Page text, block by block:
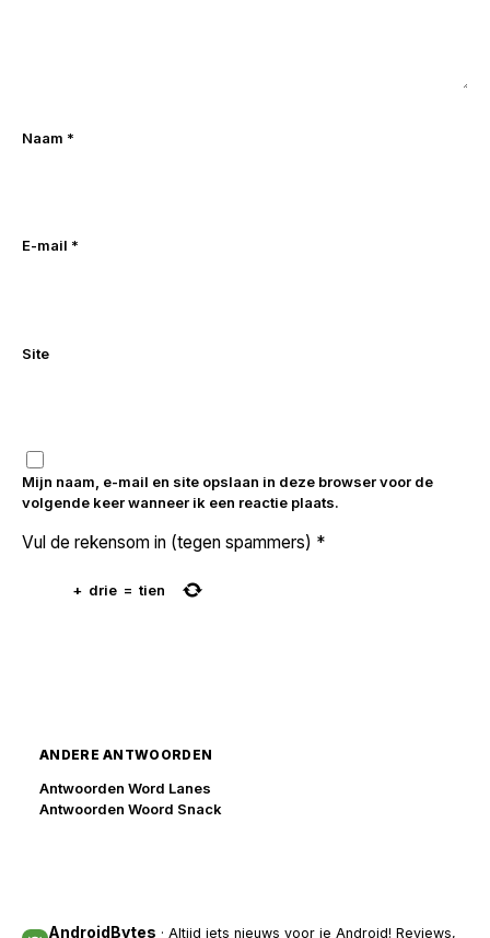
Naam *
E-mail *
Site
Mijn naam, e-mail en site opslaan in deze browser voor de
volgende keer wanneer ik een reactie plaats.
Vul de rekensom in (tegen spammers) *
+ drie = tien
ANDERE ANTWOORDEN
Antwoorden Word Lanes
Antwoorden Woord Snack
AndroidBytes · Altijd iets nieuws voor je Android! Reviews,